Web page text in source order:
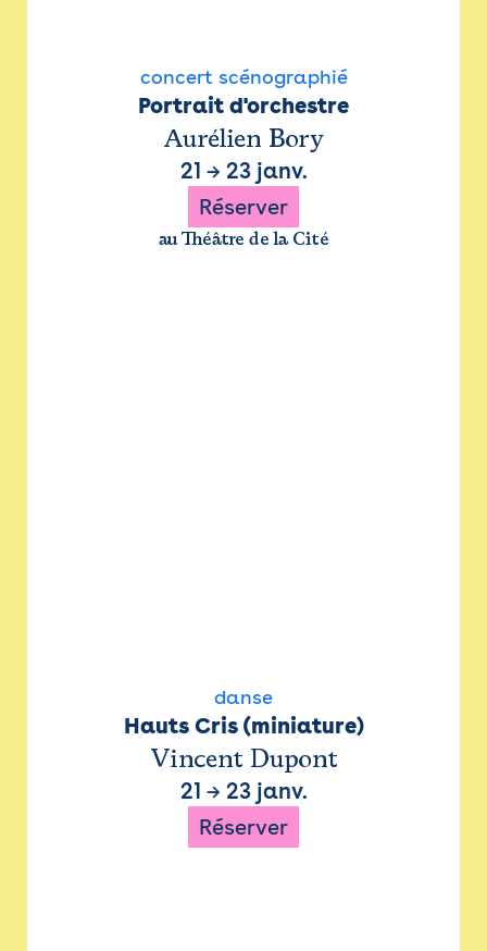
concert scénographié
Portrait d'orchestre
Aurélien Bory
21 → 23 janv.
Réserver
au Théâtre de la Cité
danse
Hauts Cris (miniature)
Vincent Dupont
21 → 23 janv.
Réserver